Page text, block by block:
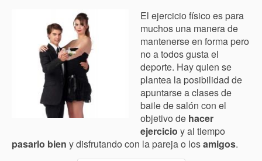
El ejercicio físico es para
muchos una manera de
mantenerse en forma pero
no a todos gusta el
deporte. Hay quien se
plantea la posibilidad de
apuntarse a clases de
baile de salón con el
objetivo de hacer
ejercicio y al tiempo
pasarlo bien y disfrutando con la pareja o losamigos.